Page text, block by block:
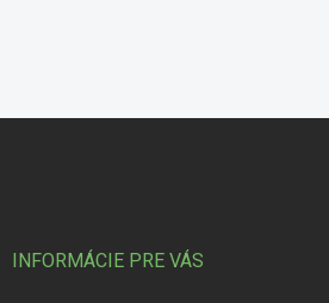
INFORMÁCIE PRE VÁS